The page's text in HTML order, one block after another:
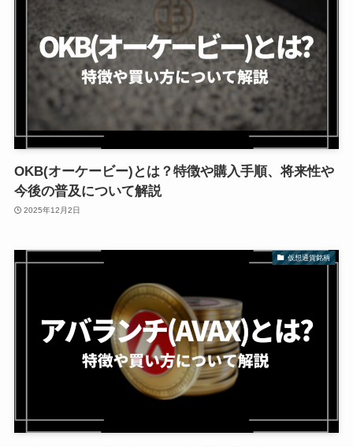
OKB(オーケービー)とは？特徴や購入手順、将来性や
今後の普及について解説
2025年12月2日
仮想通貨銘柄